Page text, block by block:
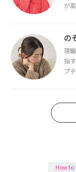
が
断
の
現
指す
プ
日
How to